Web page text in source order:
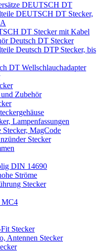
DEUTSCH DT
DEUTSCH DT Stecker,
DT Stecker mit Kabel
Deutsch DT Stecker
Deutsch DTP Stecker, bis
DT Wellschlauchadapter
Zubehör
Lampenfassungen
Stecker, MagCode
Stecker
DIN 14690
Ströme
Stecker
MC4
Stecker
Antennen Stecker